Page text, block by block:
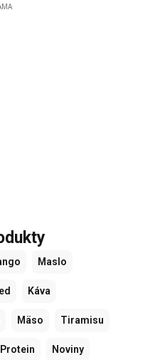
Maslo
Káva
Mäso Tiramisu
Protein Noviny